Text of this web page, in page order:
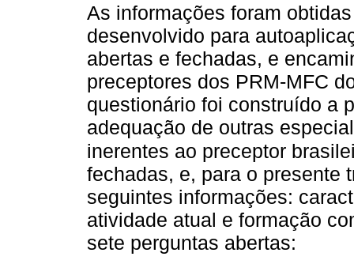
As informações foram
desenvolvido para
abertas e fechadas, e
preceptores dos PRM-MFC
questionário foi construído a
adequação de outras
inerentes ao preceptor
fechadas, e, para o presente
seguintes informações:
atividade atual e formação
sete perguntas abertas: